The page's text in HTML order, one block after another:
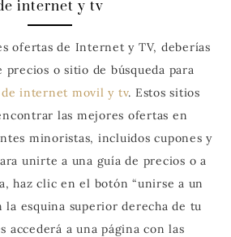
internet y tv
ofertas de Internet y TV, deberías
o sitio de búsqueda para
internet movil y tv. Estos sitios
las mejores ofertas en
minoristas, incluidos cupones y
unirte a una guía de precios o a
haz clic en el botón “unirse a un
la esquina superior derecha de tu
accederá a una página con las